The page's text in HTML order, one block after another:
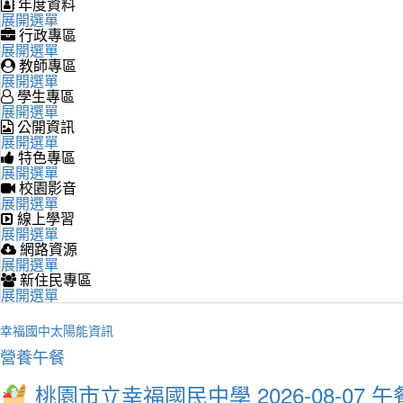
展開選單
行政專區
展開選單
教師專區
展開選單
學生專區
展開選單
公開資訊
展開選單
特色專區
展開選單
校園影音
展開選單
線上學習
展開選單
網路資源
展開選單
新住民專區
展開選單
幸福國中太陽能資訊
營養午餐
桃園市立幸福國民中學 2026-08-07 午